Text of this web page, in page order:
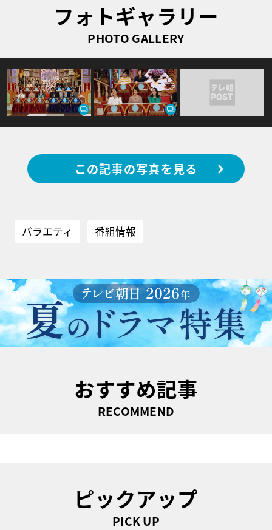
フォトギャラリー
PHOTO GALLERY
この記事の写真を見る
バラエティ 番組情報
おすすめ記事
RECOMMEND
ピックアップ
PICK UP